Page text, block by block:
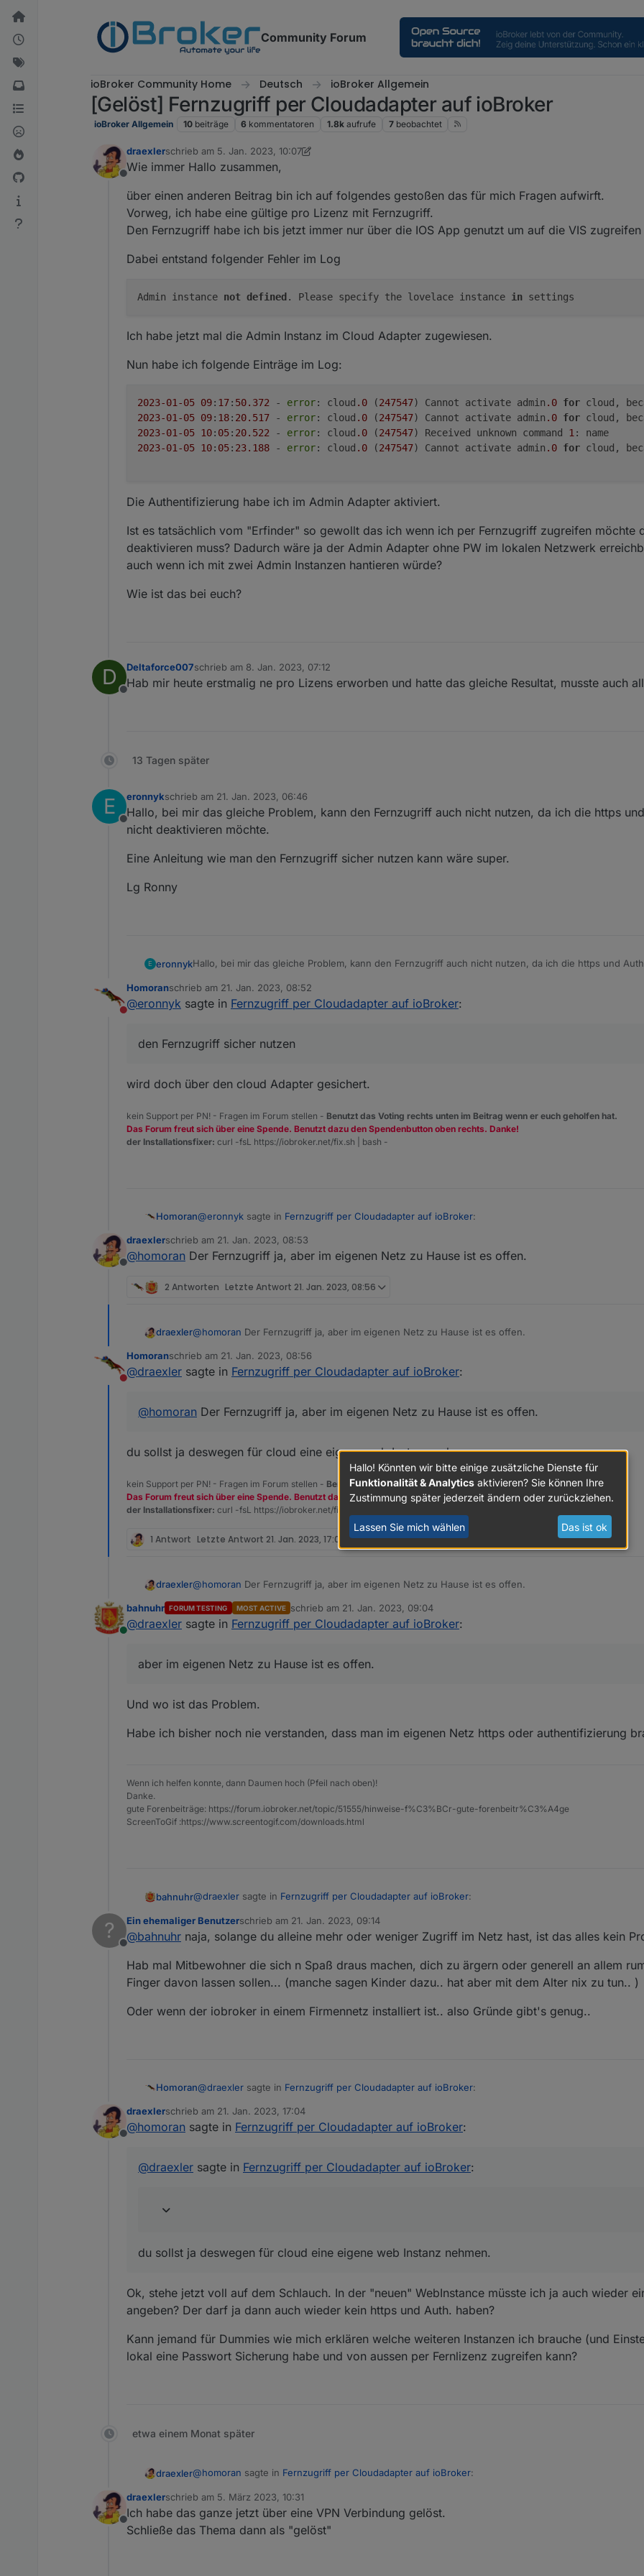
Weiter zum Inhalt
Community Forum
ioBroker Community Home Deutsch ioBroker Allgemein
[Gelöst] Fernzugriff per Cloudadapter auf ioBroker
ioBroker Allgemein 10 beiträge 6 kommentatoren 1.8k aufrufe 7 beobachtet
Offline
draexlerschrieb am 5. Jan. 2023, 10:07
zuletzt editiert von draexler3. Mai 2023, 11:31
Wie immer Hallo zusammen,
über einen anderen Beitrag bin ich auf folgendes gestoßen das für mich Fragen aufwirft.
Vorweg, ich habe eine gültige pro Lizenz mit Fernzugriff.
Den Fernzugriff habe ich bis jetzt immer nur über die IOS App genutzt um auf die VIS zugreifen
Dabei entstand folgender Fehler im Log
Admin instance not defined . Please specify the lovelace instance in settings
Ich habe jetzt mal die Admin Instanz im Cloud Adapter zugewiesen.
Nun habe ich folgende Einträge im Log:
2023-01-05 09: 17: 50.372 - error: cloud .0 (247547) Cannot activate admin .0 for cloud,
2023-01-05 09: 18: 20.517 - error: cloud .0 (247547) Cannot activate admin .0 for cloud,
2023-01-05 10: 05: 20.522 - error: cloud .0 (247547) Received unknown command 1
2023-01-05 10: 05: 23.188 - error: cloud .0 (247547) Cannot activate admin .0 for cloud,
Die Authentifizierung habe ich im Admin Adapter aktiviert.
Ist es tatsächlich vom "Erfinder" so gewollt das ich wenn ich per Fernzugriff zugreifen möchte
deaktivieren muss? Dadurch wäre ja der Admin Adapter ohne PW im lokalen Netzwerk
auch wenn ich mit zwei Admin Instanzen hantieren würde?
Wie ist das bei euch?
D
Offline
Deltaforce007schrieb am 8. Jan. 2023, 07:12
zuletzt editiert von
Hab mir heute erstmalig ne pro Lizens erworben und hatte das gleiche Resultat, musste auch
13 Tagen später
E
Offline
eronnykschrieb am 21. Jan. 2023, 06:46
zuletzt editiert von
Hallo, bei mir das gleiche Problem, kann den Fernzugriff auch nicht nutzen, da ich die https
nicht deaktivieren möchte.
Eine Anleitung wie man den Fernzugriff sicher nutzen kann wäre super.
Lg Ronny
E eronnykHallo, bei mir das gleiche Problem, kann den Fernzugriff auch nicht nutzen, da ich die https und
Eine Anleitung wie man den Fernzugriff sicher nutzen kann wäre super.
Nicht stören
Homoranschrieb am 21. Jan. 2023, 08:52
zuletzt editiert von
@eronnyk sagte in Fernzugriff per Cloudadapter auf ioBroker:
den Fernzugriff sicher nutzen
wird doch über den cloud Adapter gesichert.
kein Support per PN! - Fragen im Forum stellen - Benutzt das Voting rechts unten im Beitrag wenn er euch geholfen hat.
Das Forum freut sich über eine Spende. Benutzt dazu den Spendenbutton oben rechts. Danke!
der Installationsfixer: curl -fsL https://iobroker.net/fix.sh | bash -
Homoran@eronnyk sagte in Fernzugriff per Cloudadapter auf ioBroker:
den Fernzugriff sicher nutzen
wird doch über den cloud Adapter gesichert.
Offline
draexlerschrieb am 21. Jan. 2023, 08:53
zuletzt editiert von
@homoran Der Fernzugriff ja, aber im eigenen Netz zu Hause ist es offen.
2 Antworten Letzte Antwort 21. Jan. 2023, 08:56
draexler@homoran Der Fernzugriff ja, aber im eigenen Netz zu Hause ist es offen.
Nicht stören
Homoranschrieb am 21. Jan. 2023, 08:56
zuletzt editiert von
@draexler sagte in Fernzugriff per Cloudadapter auf ioBroker:
@homoran Der Fernzugriff ja, aber im eigenen Netz zu Hause ist es offen.
du sollst ja deswegen für cloud eine eigene web Instanz nehmen.
kein Support per PN! - Fragen im Forum stellen - Benutzt das Voting rechts unten im Beitrag wenn er euch geholfen hat.
Das Forum freut sich über eine Spende. Benutzt dazu den Spendenbutton oben rechts. Danke!
der Installationsfixer: curl -fsL https://iobroker.net/fix.sh | bash -
1 Antwort Letzte Antwort 21. Jan. 2023, 17:04
draexler@homoran Der Fernzugriff ja, aber im eigenen Netz zu Hause ist es offen.
Online
bahnuhr FORUM TESTING MOST ACTIVE schrieb am 21. Jan. 2023, 09:04
zuletzt editiert von
@draexler sagte in Fernzugriff per Cloudadapter auf ioBroker:
aber im eigenen Netz zu Hause ist es offen.
Und wo ist das Problem.
Habe ich bisher noch nie verstanden, dass man im eigenen Netz https oder authentifizierung
Wenn ich helfen konnte, dann Daumen hoch (Pfeil nach oben)!
Danke.
gute Forenbeiträge: https://forum.iobroker.net/topic/51555/hinweise-f%C3%BCr-gute-forenbeitr%C3%A4ge
ScreenToGif :https://www.screentogif.com/downloads.html
bahnuhr@draexler sagte in Fernzugriff per Cloudadapter auf ioBroker:
aber im eigenen Netz zu Hause ist es offen.
Und wo ist das Problem.
?
Offline
Ein ehemaliger Benutzerschrieb am 21. Jan. 2023, 09:14
zuletzt editiert von
@bahnuhr naja, solange du alleine mehr oder weniger Zugriff im Netz hast, ist das alles kein
Hab mal Mitbewohner die sich n Spaß draus machen, dich zu ärgern oder generell an allem
Finger davon lassen sollen... (manche sagen Kinder dazu.. hat aber mit dem Alter nix zu tun.. )
Oder wenn der iobroker in einem Firmennetz installiert ist.. also Gründe gibt's genug..
Homoran@draexler sagte in Fernzugriff per Cloudadapter auf ioBroker:
@ homoranDer Fernzugriff ja, aber im eigenen Netz zu Hause ist es offen.
du sollst ja deswegen für cloud eine eigene web Instanz nehmen.
Offline
draexlerschrieb am 21. Jan. 2023, 17:04
zuletzt editiert von
@homoran sagte in Fernzugriff per Cloudadapter auf ioBroker:
@draexler sagte in Fernzugriff per Cloudadapter auf ioBroker:
du sollst ja deswegen für cloud eine eigene web Instanz nehmen.
Ok, stehe jetzt voll auf dem Schlauch. In der "neuen" WebInstance müsste ich ja auch wieder
angeben? Der darf ja dann auch wieder kein https und Auth. haben?
Kann jemand für Dummies wie mich erklären welche weiteren Instanzen ich brauche (und
lokal eine Passwort Sicherung habe und von aussen per Fernlizenz zugreifen kann?
etwa einem Monat später
draexler@homoran sagte in Fernzugriff per Cloudadapter auf ioBroker:
@draexlersagte in Fernzugriff per Cloudadapter auf ioBroker
Ok, stehe jetzt voll auf dem Schlauch. In der "neuen" WebInstance müsste ich ja auch wieder einen
Offline
draexlerschrieb am 5. März 2023, 10:31
zuletzt editiert von
Ich habe das ganze jetzt über eine VPN Verbindung gelöst.
Schließe das Thema dann als "gelöst"
Hallo! Könnten wir bitte einige zusätzliche Dienste für
Funktionalität & Analytics aktivieren? Sie können Ihre
Zustimmung später jederzeit ändern oder zurückziehen.
Lassen Sie mich wählen Das ist ok